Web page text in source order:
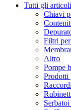
Tutti gli articoli
Chiavi
Filtri per
Altro
Pompe
Prodotti
Raccordi